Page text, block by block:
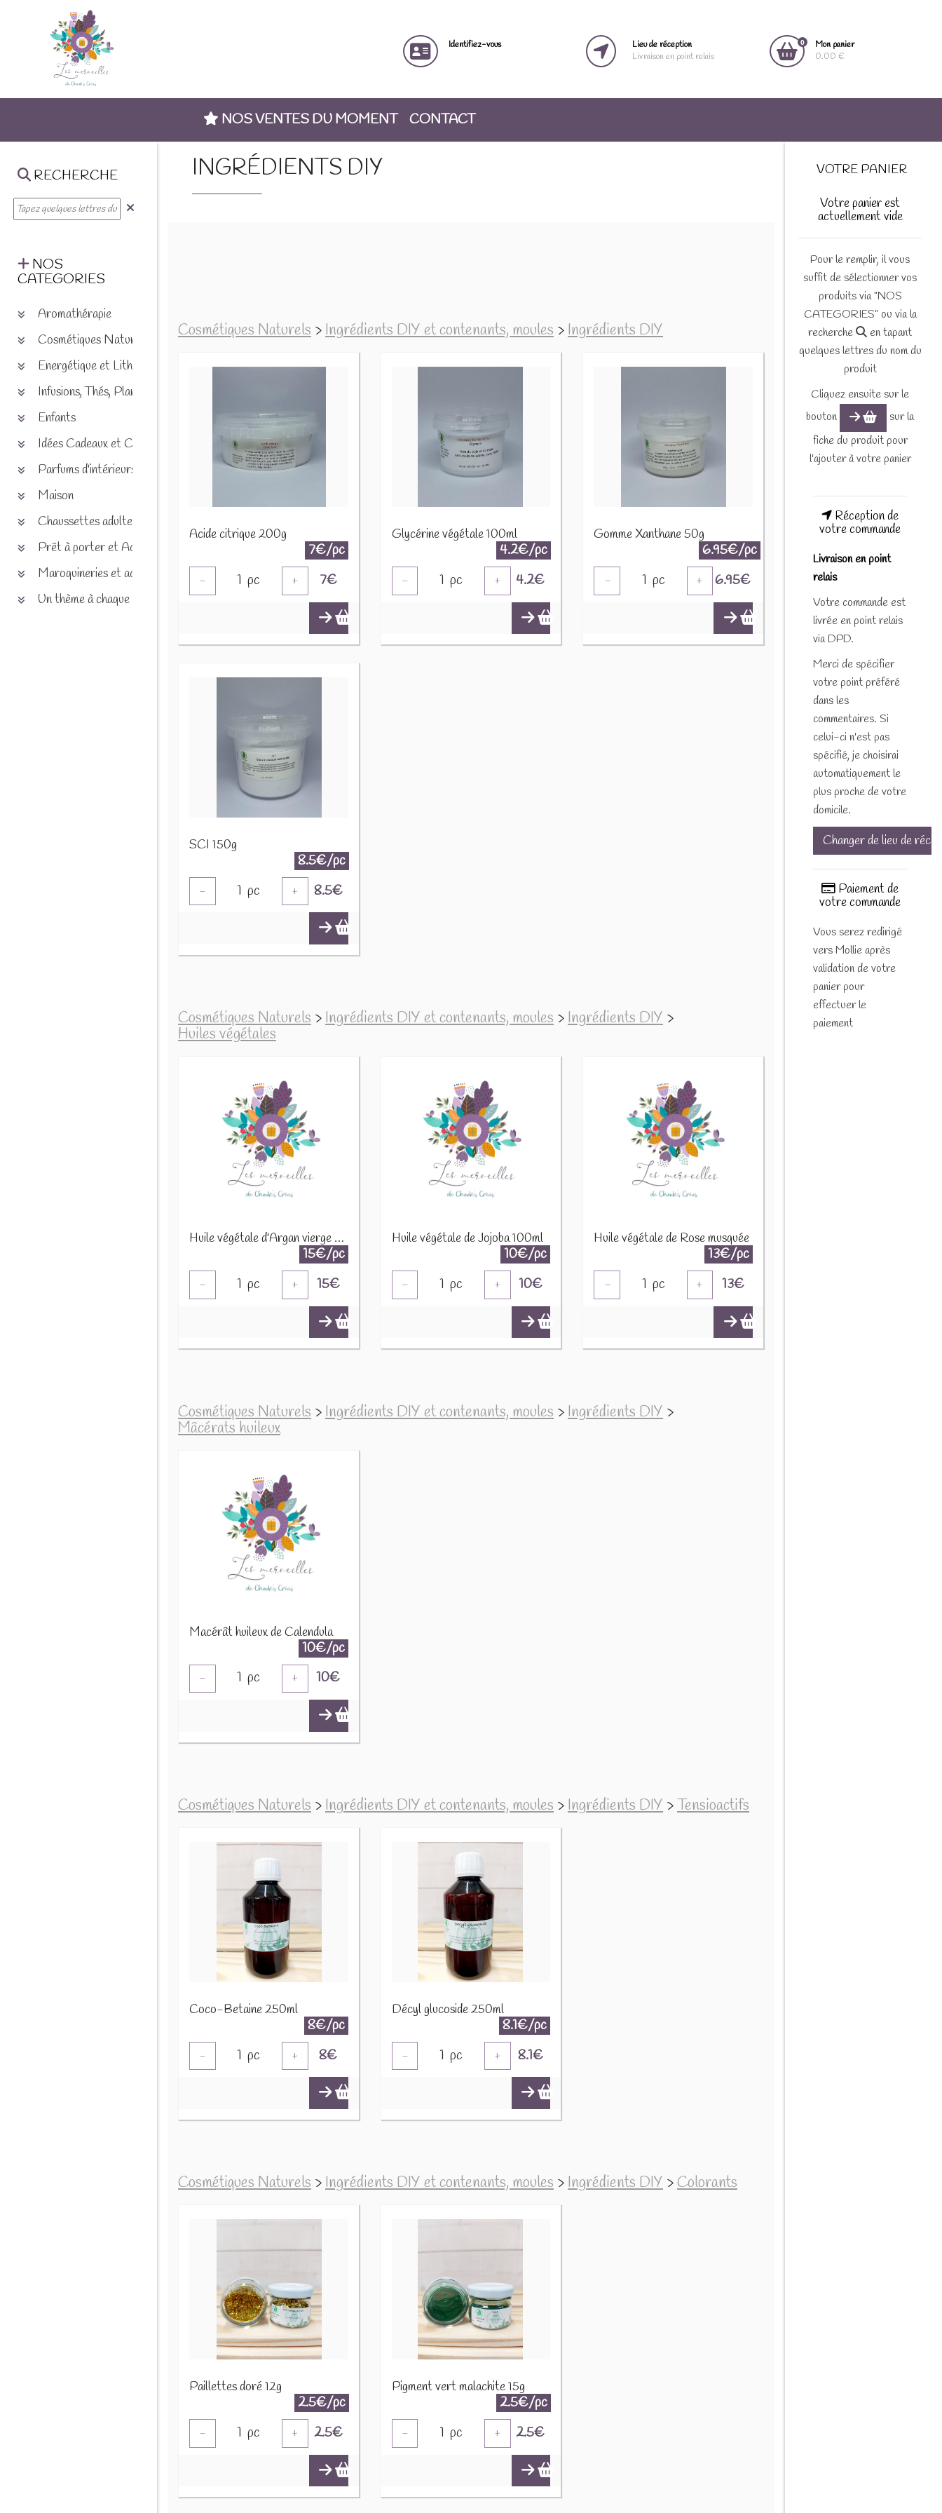
Identifiez-vous
Lieu de réception
Livraison en point relais
0
Mon panier
0.00 €
NOS VENTES DU MOMENT CONTACT
RECHERCHE
NOS
CATEGORIES
Aromathérapie
Cosmétiques Naturels
Energétique et Lithothérapie
Infusions, Thés, Plantes et produits naturels
Enfants
Idées Cadeaux et Chèques
Parfums d'intérieurs
Maison
Chaussettes adultes et enfants
Prêt à porter et Accessoires
Maroquineries et accessoires
Un thème à chaque saison
INGRÉDIENTS DIY
Cosmétiques Naturels >Ingrédients DIY et contenants, moules >Ingrédients DIY
Acide citrique 200g
7€/pc
- 1 pc + 7€
Glycérine végétale 100ml
4.2€/pc
- 1 pc + 4.2€
Gomme Xanthane 50g
6.95€/pc
- 1 pc + 6.95€
SCI 150g
8.5€/pc
- 1 pc + 8.5€
Cosmétiques Naturels >Ingrédients DIY et contenants, moules >Ingrédients DIY >
Huiles végétales
Huile végétale d'Argan vierge 100ml
15€/pc
- 1 pc + 15€
Huile végétale de Jojoba 100ml
10€/pc
- 1 pc + 10€
Huile végétale de Rose musquée
13€/pc
- 1 pc + 13€
Cosmétiques Naturels > Ingrédients DIY et contenants, moules > Ingrédients DIY >
Mâcérats huileux
Macérât huileux de Calendula
10€/pc
- 1 pc + 10€
Cosmétiques Naturels >Ingrédients DIY et contenants, moules >Ingrédients DIY >Tensioactifs
Coco-Betaine 250ml
8€/pc
- 1 pc + 8€
Décyl glucoside 250ml
8.1€/pc
- 1 pc + 8.1€
Cosmétiques Naturels >Ingrédients DIY et contenants, moules >Ingrédients DIY >Colorants
Paillettes doré 12g
2.5€/pc
- 1 pc + 2.5€
Pigment vert malachite 15g
2.5€/pc
- 1 pc + 2.5€
VOTRE PANIER
Votre panier est
actuellement vide
Pour le remplir, il vous
suffit de sélectionner vos
produits via "NOS
CATEGORIES" ou via la
recherche
en tapant
quelques lettres du nom du
produit
Cliquez ensuite sur le
bouton
sur la
fiche du produit pour
l'ajouter à votre panier
Réception de
votre commande
Livraison en point
relais
Votre commande est
livrée en point relais
via DPD.
Merci de spécifier
votre point préféré
dans les
commentaires. Si
celui-ci n'est pas
spécifié, je choisirai
automatiquement le
plus proche de votre
domicile.
Changer de lieu de
Paiement de
votre commande
Vous serez redirigé
vers Mollie après
validation de votre
panier pour
effectuer le
paiement